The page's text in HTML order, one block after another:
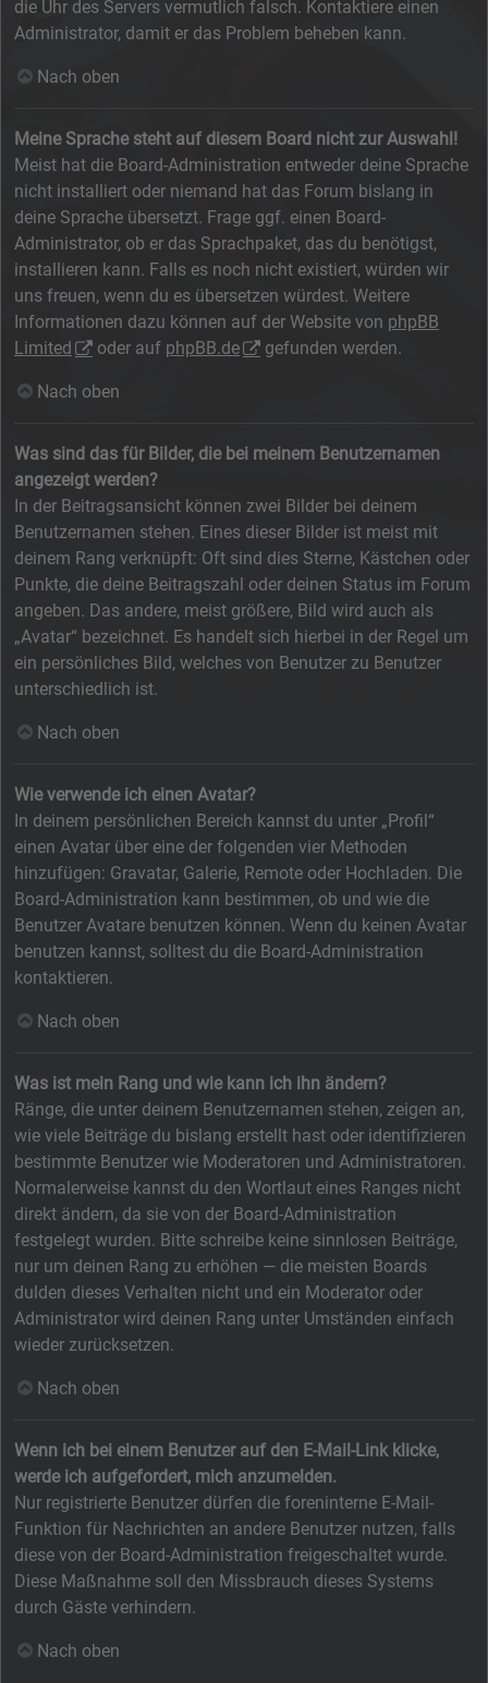
die Uhr des Servers vermutlich falsch. Kontaktiere einen
Administrator, damit er das Problem beheben kann.
Nach oben
Meine Sprache steht auf diesem Board nicht zur Auswahl!
Meist hat die Board-Administration entweder deine Sprache
nicht installiert oder niemand hat das Forum bislang in
deine Sprache übersetzt. Frage ggf. einen Board-
Administrator, ob er das Sprachpaket, das du benötigst,
installieren kann. Falls es noch nicht existiert, würden wir
uns freuen, wenn du es übersetzen würdest. Weitere
Informationen dazu können auf der Website von phpBB
Limited
oder auf phpBB.de gefunden werden.
Nach oben
Was sind das für Bilder, die bei meinem Benutzernamen
angezeigt werden?
In der Beitragsansicht können zwei Bilder bei deinem
Benutzernamen stehen. Eines dieser Bilder ist meist mit
deinem Rang verknüpft: Oft sind dies Sterne, Kästchen oder
Punkte, die deine Beitragszahl oder deinen Status im Forum
angeben. Das andere, meist größere, Bild wird auch als
„Avatar“ bezeichnet. Es handelt sich hierbei in der Regel um
ein persönliches Bild, welches von Benutzer zu Benutzer
unterschiedlich ist.
Nach oben
Wie verwende ich einen Avatar?
In deinem persönlichen Bereich kannst du unter „Profil“
einen Avatar über eine der folgenden vier Methoden
hinzufügen: Gravatar, Galerie, Remote oder Hochladen. Die
Board-Administration kann bestimmen, ob und wie die
Benutzer Avatare benutzen können. Wenn du keinen Avatar
benutzen kannst, solltest du die Board-Administration
kontaktieren.
Nach oben
Was ist mein Rang und wie kann ich ihn ändern?
Ränge, die unter deinem Benutzernamen stehen, zeigen an,
wie viele Beiträge du bislang erstellt hast oder identifizieren
bestimmte Benutzer wie Moderatoren und Administratoren.
Normalerweise kannst du den Wortlaut eines Ranges nicht
direkt ändern, da sie von der Board-Administration
festgelegt wurden. Bitte schreibe keine sinnlosen Beiträge,
nur um deinen Rang zu erhöhen — die meisten Boards
dulden dieses Verhalten nicht und ein Moderator oder
Administrator wird deinen Rang unter Umständen einfach
wieder zurücksetzen.
Nach oben
Wenn ich bei einem Benutzer auf den E-Mail-Link klicke,
werde ich aufgefordert, mich anzumelden.
Nur registrierte Benutzer dürfen die foreninterne E-Mail-
Funktion für Nachrichten an andere Benutzer nutzen, falls
diese von der Board-Administration freigeschaltet wurde.
Diese Maßnahme soll den Missbrauch dieses Systems
durch Gäste verhindern.
Nach oben